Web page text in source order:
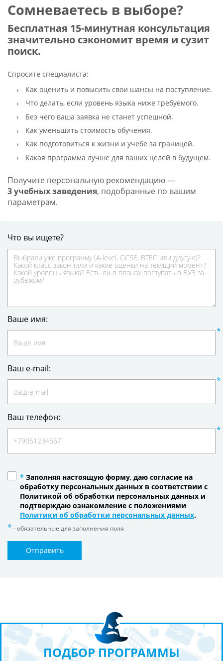
Сомневаетесь в выборе?
Бесплатная 15-минутная консультация
значительно сэкономит время и сузит
поиск.
Спросите специалиста:
Как оценить и повысить свои шансы на поступление.
Что делать, если уровень языка ниже требуемого.
Без чего ваша заявка не станет успешной.
Как уменьшить стоимость обучения.
Как подготовиться к жизни и учебе за границей.
Какая программа лучше для ваших целей в будущем.
Получите персональную рекомендацию —
3 учебных заведения, подобранные по вашим
параметрам.
Что вы ищете?
Ваше имя:
Ваш e-mail:
Ваш телефон:
* Заполняя настоящую форму, даю согласие на
обработку персональных данных в соответствии с
Политикой об обработки персональных данных и
подтверждаю ознакомление с положениями
Политики об обработки персональных данных.
- обязательные для заполнения поля
Отправить
ПОДБОР ПРОГРАММЫ